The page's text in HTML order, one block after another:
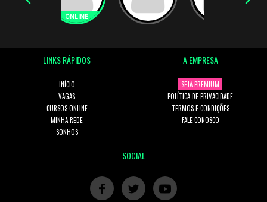
LINKS RÁPIDOS
INÍCIO
VAGAS
CURSOS ONLINE
MINHA REDE
SONHOS
A EMPRESA
SEJA PREMIUM
POLÍTICA DE PRIVACIDADE
TERMOS E CONDIÇÕES
FALE CONOSCO
SOCIAL